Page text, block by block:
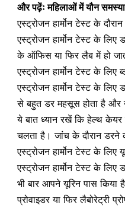
और पढ़ेंः महिलाओं में यौन
एस्ट्रोजन हार्मोन टेस्ट के
एस्ट्रोजन हार्मोन टेस्ट के
के ऑफिस या फिर लैब में हो
एस्ट्रोजन हार्मोन टेस्ट के लिए
एस्ट्रोजन हार्मोन टेस्ट के
से बहुत डर महसूस होता है और
ये बात ध्यान रखें कि हेल्थ केयर
चलता है। जांच के दौरान डरने
एस्ट्रोजन हार्मोन टेस्ट के लिए
एस्ट्रोजन हार्मोन टेस्ट के
भी बार आपने यूरिन पास
प्रोवाइडर या फिर